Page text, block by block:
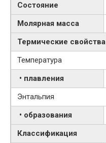
Состояние
Молярная масса
Термические свойства
Температура
• плавления
Энтальпия
• образования
Классификация